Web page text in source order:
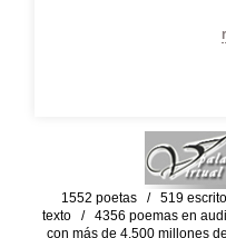
1552 poetas / 519
texto / 4356 poemas en
con más de 4,500 millones